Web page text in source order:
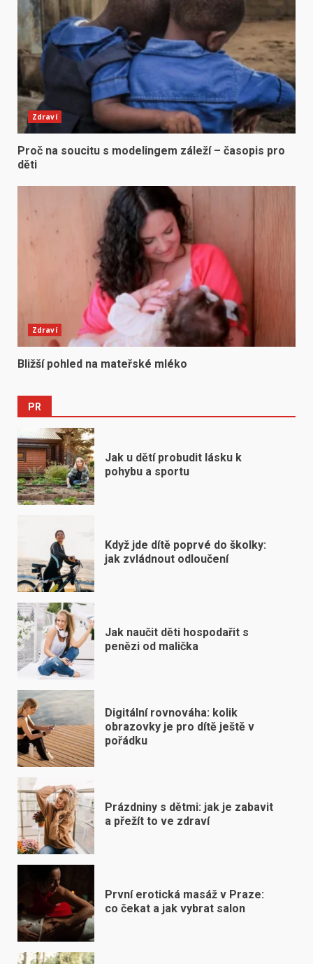
Zdraví
Proč na soucitu s modelingem záleží – časopis pro
děti
Zdraví
Bližší pohled na mateřské mléko
PR
Jak u dětí probudit lásku k
pohybu a sportu
Když jde dítě poprvé do školky:
jak zvládnout odloučení
Jak naučit děti hospodařit s
penězi od malička
Digitální rovnováha: kolik
obrazovky je pro dítě ještě v
pořádku
Prázdniny s dětmi: jak je zabavit
a přežít to ve zdraví
První erotická masáž v Praze:
co čekat a jak vybrat salon